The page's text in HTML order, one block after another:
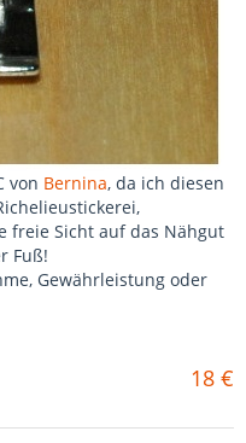
von Bernina, da ich diesen
freie Sicht auf das Nähgut
Fuß!
Gewährleistung oder
18 €